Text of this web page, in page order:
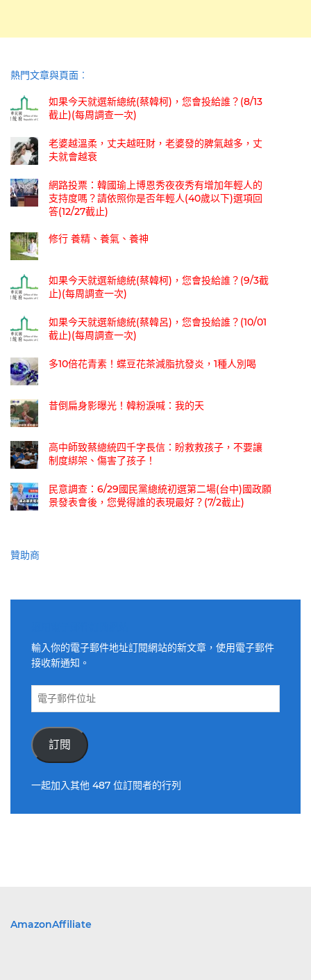
熱門文章與頁面︰
如果今天就選新總統(蔡韓柯)，您會投給誰？(8/13
截止)(每周調查一次)
老婆越溫柔，丈夫越旺財，老婆發的脾氣越多，丈
夫就會越衰
網路投票：韓國瑜上博恩秀夜夜秀有增加年輕人的
支持度嗎？請依照你是否年輕人(40歲以下)選項回
答(12/27截止)
修行 養精、養氣、養神
如果今天就選新總統(蔡韓柯)，您會投給誰？(9/3截
止)(每周調查一次)
如果今天就選新總統(蔡韓呂)，您會投給誰？(10/01
截止)(每周調查一次)
多10倍花青素！蝶豆花茶減脂抗發炎，1種人別喝
昔倒扁身影曝光！韓粉淚喊：我的天
高中師致蔡總統四千字長信：盼救救孩子，不要讓
制度綁架、傷害了孩子！
民意調查：6/29國民黨總統初選第二場(台中)國政願
景發表會後，您覺得誰的表現最好？(7/2截止)
贊助商
輸入你的電子郵件地址訂閱網站的新文章，使用電子郵件
接收新通知。
電
件
位
訂閱
一起加入其他 487 位訂閱者的行列
AmazonAffiliate